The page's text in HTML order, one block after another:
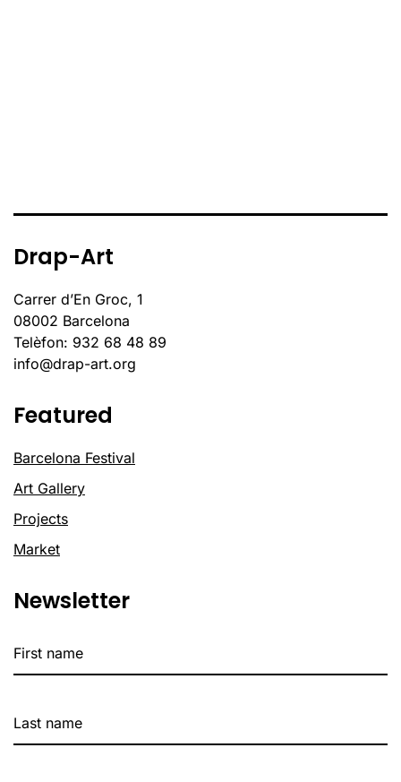
Drap-Art
Carrer d’En Groc, 1
08002 Barcelona
Telèfon: 932 68 48 89
info@drap-art.org
Featured
Barcelona Festival
Art Gallery
Projects
Market
Newsletter